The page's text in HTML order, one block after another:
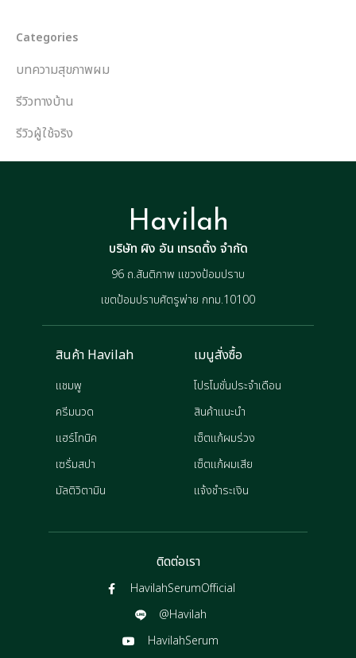
Categories
บทความสุขภาพผม
รีวิวทางบ้าน
รีวิวผู้ใช้จริง
Havilah
บริษัท ผิง อัน เทรดดิ้ง จำกัด
96 ถ.สันติภาพ แขวงป้อมปราบ
เขตป้อมปราบศัตรูพ่าย กทม.10100
สินค้า Havilah
แชมพู
ครีมนวด
แฮร์โทนิค
เซรั่มสปา
มัลติวิตามิน
เมนูสั่งซื้อ
โปรโมชั่นประจำเดือน
สินค้าแนะนำ
เซ็ตแก้ผมร่วง
เซ็ตแก้ผมเสีย
แจ้งชำระเงิน
ติดต่อเรา
HavilahSerumOfficial
@Havilah
HavilahSerum